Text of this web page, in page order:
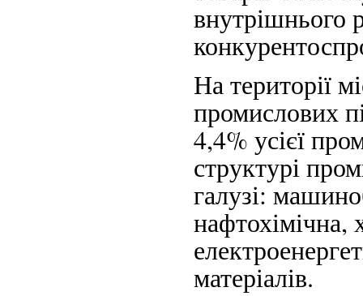
внутрішнього
На території
промислових
4,4% усієї
структурі
галузі:
нафтохімічна,
матеріалів.